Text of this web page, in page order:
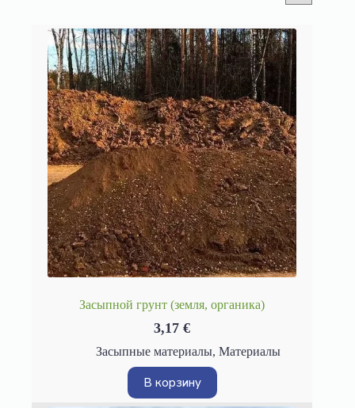
Засыпной грунт (земля, органика)
3,17€
Засыпные материалы, Материалы
В корзину